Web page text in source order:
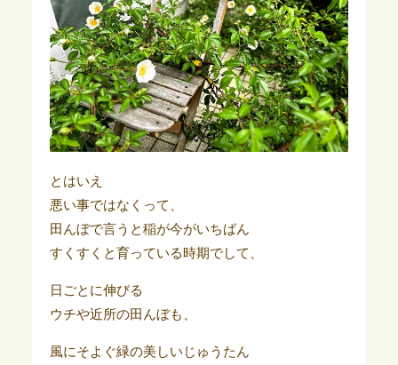
とはいえ
悪い事ではなくって、
田んぼで言うと稲が今がいちばん
すくすくと育っている時期でして、
日ごとに伸びる
ウチや近所の田んぼも、
風にそよぐ緑の美しいじゅうたん